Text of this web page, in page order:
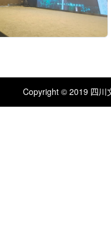
Copyright © 2019 四川文